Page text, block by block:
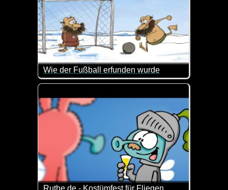
Wie der Fußball erfunden wurde
Wie der Fußball von einem prähistorischen Messi